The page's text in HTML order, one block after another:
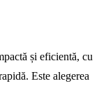
și eficientă, cu
Este alegerea